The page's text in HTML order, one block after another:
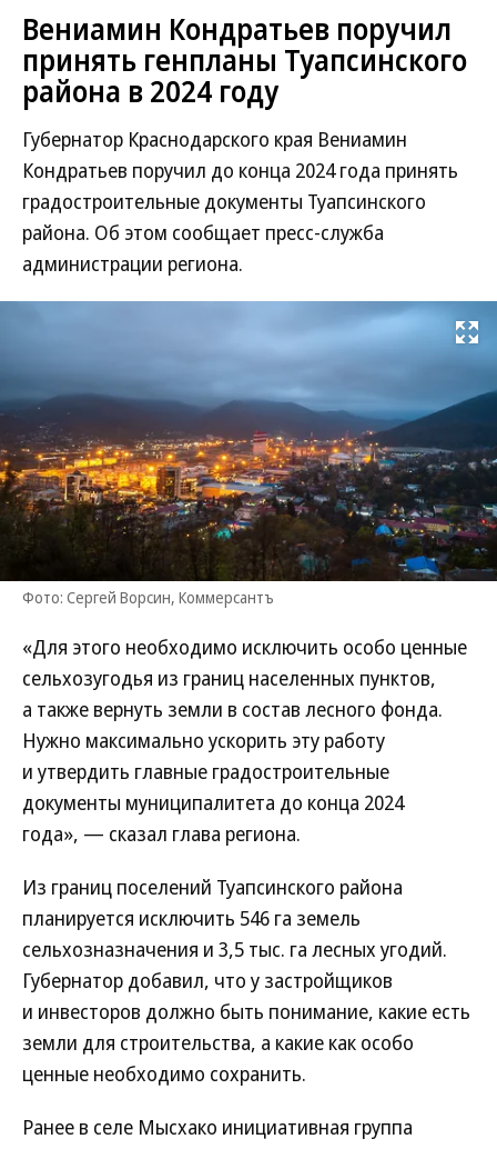
Вениамин Кондратьев поручил
принять генпланы Туапсинского
района в 2024 году
Губернатор Краснодарского края Вениамин
Кондратьев поручил до конца 2024 года принять
градостроительные документы Туапсинского
района. Об этом сообщает пресс-служба
администрации региона.
Развернуть
Фото: Сергей Ворсин, Коммерсантъ
«Для этого необходимо исключить особо ценные
сельхозугодья из границ населенных пунктов,
а также вернуть земли в состав лесного фонда.
Нужно максимально ускорить эту работу
и утвердить главные градостроительные
документы муниципалитета до конца 2024
года», — сказал глава региона.
Из границ поселений Туапсинского района
планируется исключить 546 га земель
сельхозназначения и 3,5 тыс. га лесных угодий.
Губернатор добавил, что у застройщиков
и инвесторов должно быть понимание, какие есть
земли для строительства, а какие как особо
ценные необходимо сохранить.
Ранее в селе Мысхако инициативная группа